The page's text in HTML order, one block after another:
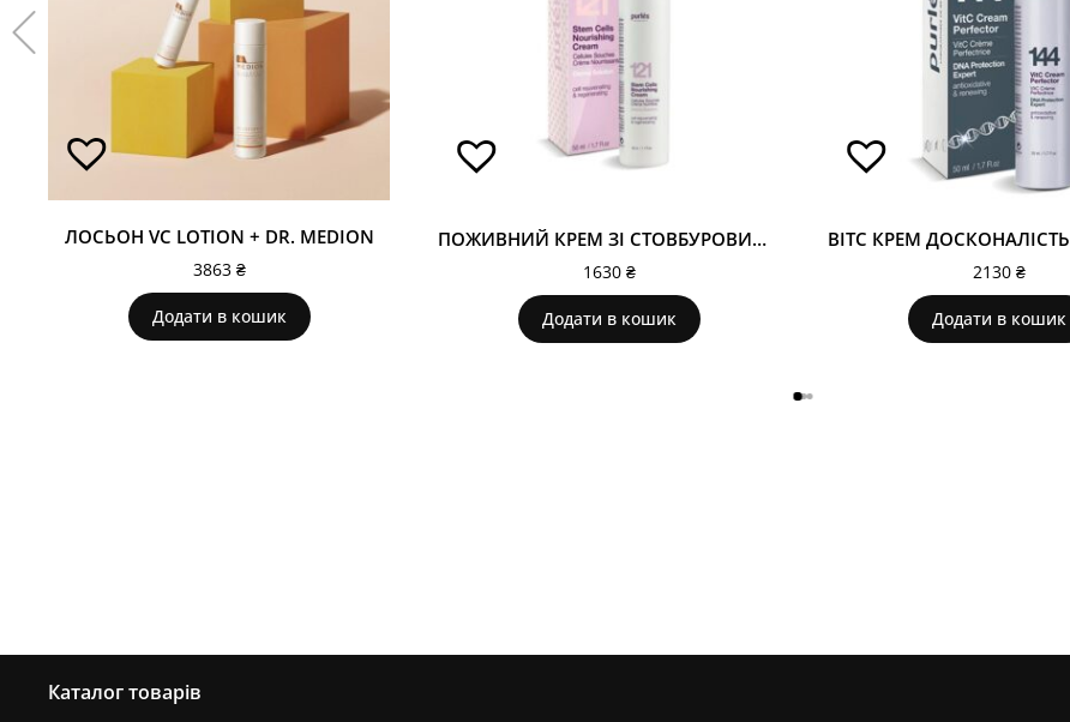
ЛОСЬОН VС LOTION + DR. MEDION
3863 ₴
Додати в кошик
ПОЖИВНИЙ КРЕМ ЗІ СТОВБУРОВИМИ КЛІТИНАМИ. STEM CELLS NOURISHING CREAM 121
1630 ₴
Додати в кошик
2130 ₴
Додати в кошик
Каталог товарів